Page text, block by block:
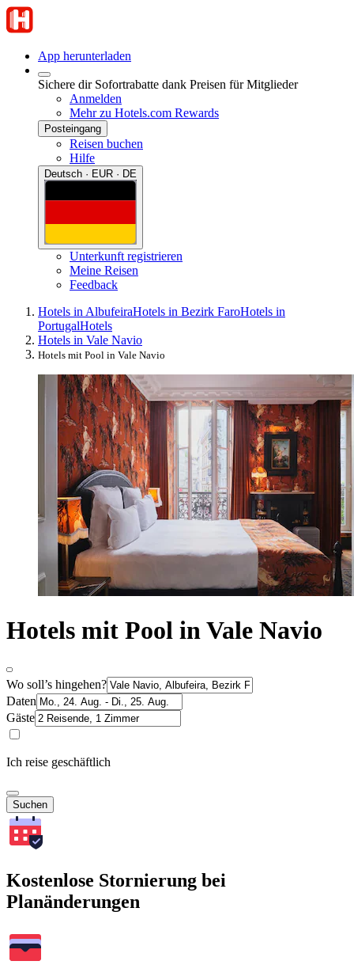
App herunterladen
Sichere dir Sofortrabatte dank Preisen für Mitglieder
Anmelden
Mehr zu Hotels.com Rewards
Posteingang
Reisen buchen
Hilfe
Deutsch · EUR · DE
Unterkunft registrieren
Meine Reisen
Feedback
Hotels in AlbufeiraHotels in Bezirk FaroHotels in
PortugalHotels
Hotels in Vale Navio
Hotels mit Pool in Vale Navio
Hotels mit Pool in Vale Navio
Wo soll’s hingehen?
Daten
Gäste
Ich reise geschäftlich
Suchen
Kostenlose Stornierung bei
Planänderungen